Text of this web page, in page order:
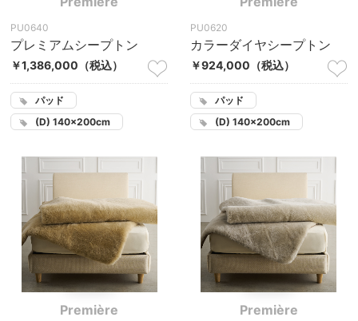
PU0640
プレミアムシープトン
￥1,386,000 （税込）
パッド
(D) 140×200cm
PU0620
カラーダイヤシープトン
￥924,000 （税込）
パッド
(D) 140×200cm
Première Première